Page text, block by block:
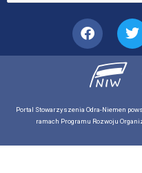
Portal Stowarzyszenia Odra-Niemen
ramach Programu Rozwoju